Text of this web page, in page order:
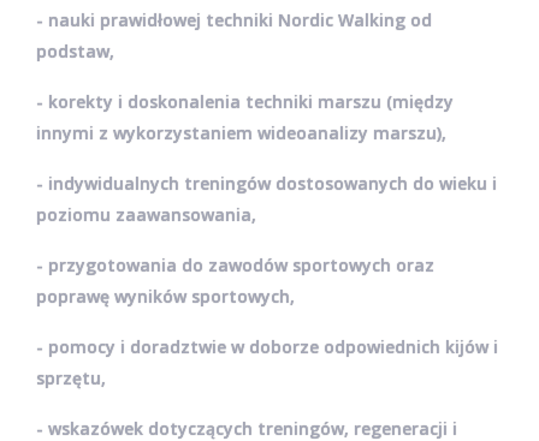
- nauki prawidłowej techniki Nordic Walking od
podstaw,
- korekty i doskonalenia techniki marszu (między
innymi z wykorzystaniem wideoanalizy marszu),
- indywidualnych treningów dostosowanych do wieku i
poziomu zaawansowania,
- przygotowania do zawodów sportowych oraz
poprawę wyników sportowych,
- pomocy i doradztwie w doborze odpowiednich kijów i
sprzętu,
- wskazówek dotyczących treningów, regeneracji i